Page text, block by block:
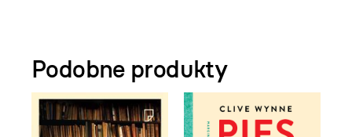
Podobne produkty